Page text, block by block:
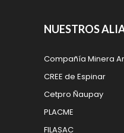
NUESTROS
Compañía Minera
CREE de Espinar
Cetpro Ñaupay
PLACME
FILASAC